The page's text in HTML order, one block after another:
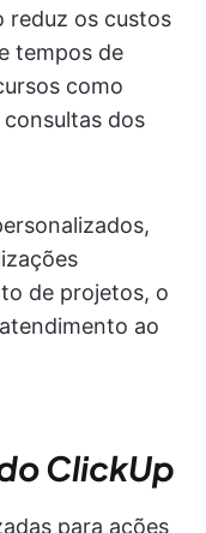
reduz os custos
tempos de
como
dos
de projetos, o
ao
ClickUp
para ações